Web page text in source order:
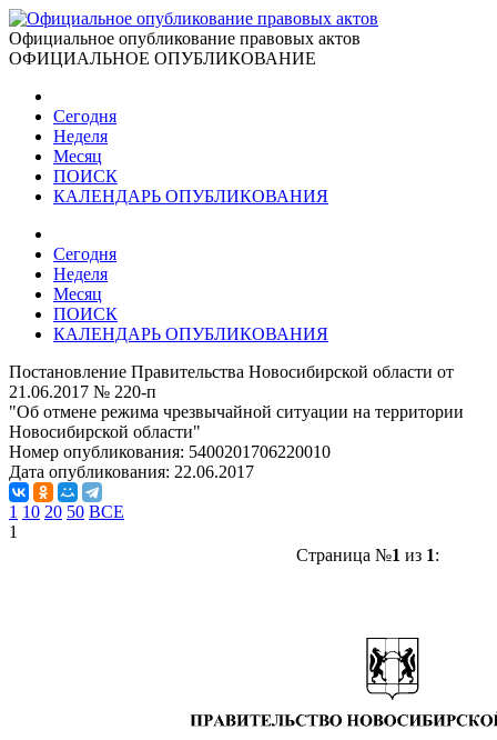
Официальное опубликование правовых актов
ОФИЦИАЛЬНОЕ ОПУБЛИКОВАНИЕ
Сегодня
Неделя
Месяц
ПОИСК
КАЛЕНДАРЬ ОПУБЛИКОВАНИЯ
Сегодня
Неделя
Месяц
ПОИСК
КАЛЕНДАРЬ ОПУБЛИКОВАНИЯ
Постановление Правительства Новосибирской области от
21.06.2017 № 220-п
"Об отмене режима чрезвычайной ситуации на территории
Новосибирской области"
Номер опубликования: 5400201706220010
Дата опубликования: 22.06.2017
1 10 20 50 ВСЕ
1
Страница №1 из 1: